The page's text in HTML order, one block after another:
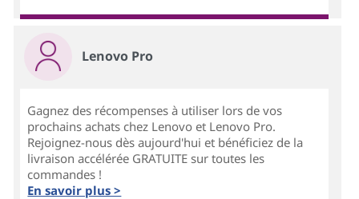
Lenovo Pro
Gagnez des récompenses à utiliser lors de vos
prochains achats chez Lenovo et Lenovo Pro.
Rejoignez-nous dès aujourd'hui et bénéficiez de la
livraison accélérée GRATUITE sur toutes les
commandes !
En savoir plus >